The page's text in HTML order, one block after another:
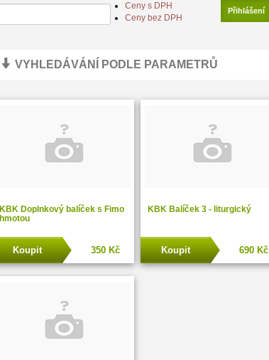
Přihlášení
Ceny s DPH
Ceny bez DPH
VYHLEDÁVÁNÍ PODLE PARAMETRŮ
KBK Doplnkový balíček s Fimo
hmotou
350 Kč
Koupit
KBK Balíček 3 - liturgický
690 Kč
Koupit